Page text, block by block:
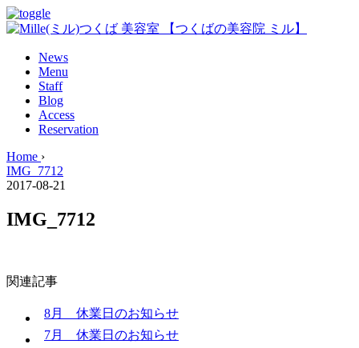
News
Menu
Staff
Blog
Access
Reservation
Home ›
IMG_7712
2017-08-21
IMG_7712
関連記事
8月 休業日のお知らせ
7月 休業日のお知らせ